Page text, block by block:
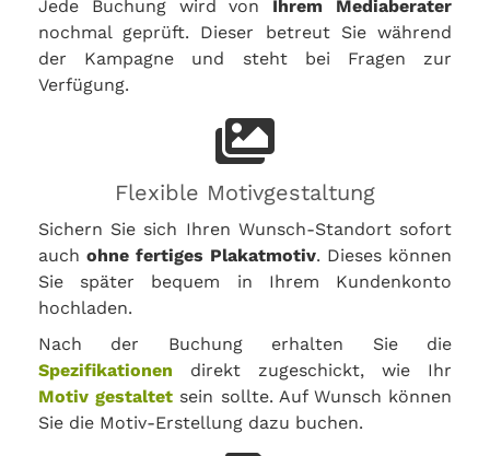
Jede Buchung wird von Ihrem Mediaberater
nochmal geprüft. Dieser betreut Sie während
der Kampagne und steht bei Fragen zur
Verfügung.
Flexible Motivgestaltung
Sichern Sie sich Ihren Wunsch-Standort sofort
auch ohne fertiges Plakatmotiv. Dieses können
Sie später bequem in Ihrem Kundenkonto
hochladen.
Nach der Buchung erhalten Sie die
Spezifikationen direkt zugeschickt, wie Ihr
Motiv gestaltet sein sollte. Auf Wunsch können
Sie die Motiv-Erstellung dazu buchen.